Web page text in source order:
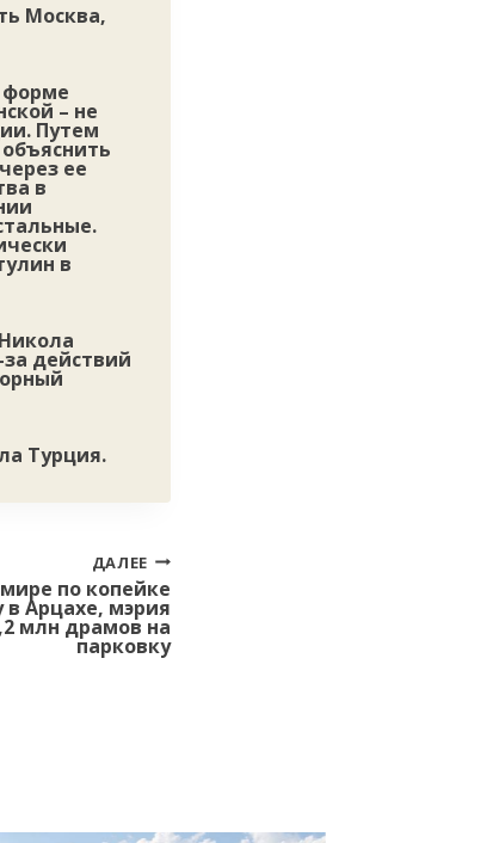
Москва,
форме
– не
Путем
ее
в
в
действий
Турция.
ДАЛЕЕ
по копейке
в Арцахе, мэрия
млн драмов на
парковку